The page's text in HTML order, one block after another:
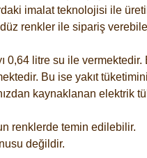
imalat teknolojisi ile
renkler ile sipariş
0,64 litre su ile
Bu ise yakıt
kaynaklanan elektrik
renklerde temin edilebilir.
değildir.